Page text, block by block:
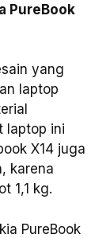
PureBook
yang
laptop
laptop ini
X14 juga
karena
1,1 kg.
PureBook